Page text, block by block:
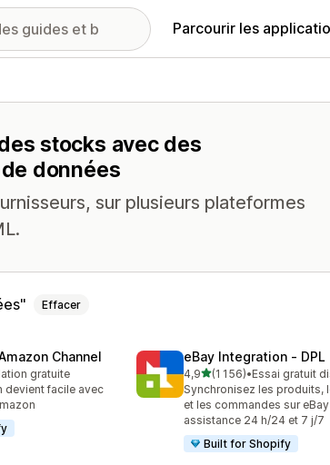
Parcourir les
stocks avec des
données
sur plusieurs plateformes
Effacer
Channel
gratuite
devient facile avec
eBay Integration ‑ DPL
4,9étoile(s) sur 5
(1 156)
1156 avis au total
•Essai gratuit
Synchronisez les produits,
et les commandes sur
assistance 24 h/24 et 7 j/7
Built for Shopify